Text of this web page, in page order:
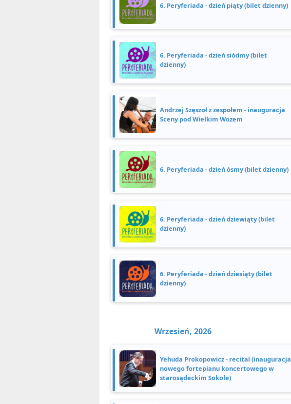
6. Peryferiada - dzień piąty (bilet dzienny)
6. Peryferiada - dzień siódmy (bilet
dzienny)
Andrzej Szęszoł z zespołem - inauguracja
Sceny pod Wielkim Wozem
6. Peryferiada - dzień ósmy (bilet dzienny)
6. Peryferiada - dzień dziewiąty (bilet
dzienny)
6. Peryferiada - dzień dziesiąty (bilet
dzienny)
Wrzesień, 2026
Yehuda Prokopowicz - recital (inauguracja
nowego fortepianu koncertowego w
starosądeckim Sokole)